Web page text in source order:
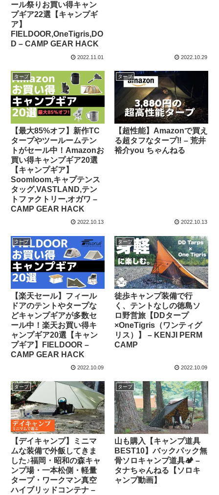
ール祭りお買い得キャン
プギア22選【キャンプギ
ア】
FIELDOOR,OneTigris,DO
D – CAMP GEAR HACK
2022.11.01 2022.10.29
タープ
【最大85%オフ】新作TC
タープやツールームテン
トがセール中！Amazonお
買い得キャンプギア20選
【キャンプギア】
Soomloom,キャプテンス
タッグ,VASTLAND,テン
トファクトリー,オガワ –
CAMP GEAR HACK
2022.10.13
タープ
【超性能】Amazonで買え
る超タフなタープ‼️ – 荒井
裕介you ちゃんねる
2022.10.13
タープ
【楽天セール】フィール
ドアのテントやタープな
どキャンプギアが多数セ
ール中！楽天お買い得キ
ャンプギア20選【キャン
プギア】FIELDOOR –
CAMP GEAR HACK
2022.10.09
タープ
徒歩キャンプ装備で行
く、テントなしの徳島ソ
ロ野営旅【DDタープ
×OneTigris（ワンティグ
リス）】 – KENJI PERM
CAMP
2022.10.09
タープ
【デイキャンプ】ミニマ
ムな装備で外飯してきま
した♪福岡・昭和の森キャ
ンプ場・一本松側・軽量
タープ・ワークマン真空
ハイブリッドコンテナ –
タープ
山も購入【キャンプ道具
BEST10】バックパック無
骨ソロキャンプ道具🏕 –
タナちゃんねる【ソロキ
ャンプ動画】